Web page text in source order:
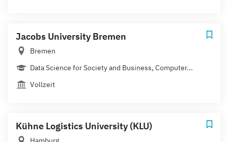
Jacobs University Bremen
Bremen
Data Science for Society and Business, Computer...
Vollzeit
Kühne Logistics University (KLU)